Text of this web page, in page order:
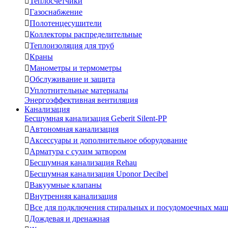
Газоснабжение
Полотенцесушители
Коллекторы распределительные
Теплоизоляция для труб
Краны
Манометры и термометры
Обслуживание и защита
Уплотнительные материалы
Энергоэффективная вентиляция
Канализация
Бесшумная канализация Geberit Silent-PP
Автономная канализация
Аксессуары и дополнительное оборудование
Арматура с сухим затвором
Бесшумная канализация Rehau
Бесшумная канализация Uponor Decibel
Вакуумные клапаны
Внутренняя канализация
Все для подключения стиральных и посудомоечных
Дождевая и дренажная